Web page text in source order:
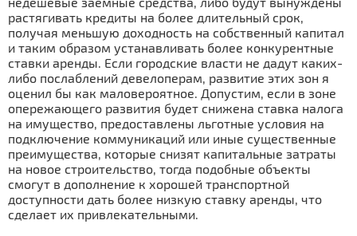
растягивать кредиты на более длительный срок,
получая меньшую доходность на собственный капитал
и таким образом устанавливать более конкурентные
ставки аренды. Если городские власти не дадут каких-
либо послаблений девелоперам, развитие этих зон я
оценил бы как маловероятное. Допустим, если в зоне
опережающего развития будет снижена ставка налога
на имущество, предоставлены льготные условия на
подключение коммуникаций или иные существенные
преимущества, которые снизят капитальные затраты
на новое строительство, тогда подобные объекты
смогут в дополнение к хорошей транспортной
доступности дать более низкую ставку аренды, что
сделает их привлекательными.